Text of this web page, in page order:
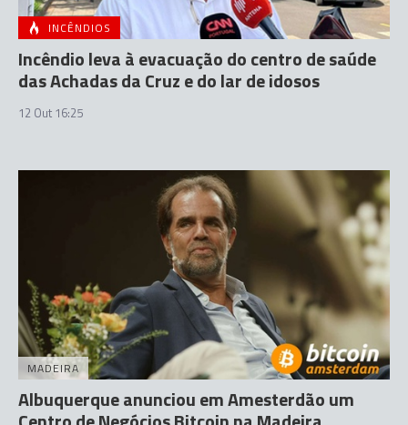
INCÊNDIOS
Incêndio leva à evacuação do centro de saúde
das Achadas da Cruz e do lar de idosos
12 Out 16:25
MADEIRA
Albuquerque anunciou em Amesterdão um